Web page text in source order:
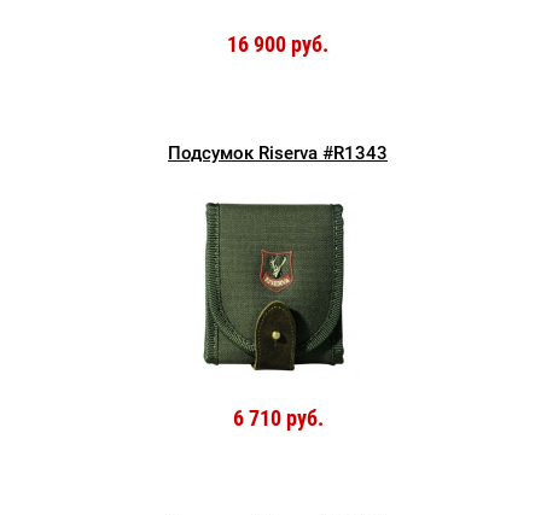
16 900 руб.
Подсумок Riserva #R1343
6 710 руб.